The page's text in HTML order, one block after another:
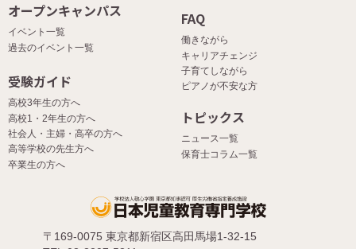
オープンキャンパス
イベント一覧
過去のイベント一覧
FAQ
働きながら
キャリアチェンジ
子育てしながら
ピアノが不安な方
受験ガイド
高校3年生の方へ
高校1・2年生の方へ
社会人・主婦・高卒の方へ
高等学校の先生方へ
卒業生の方へ
トピックス
ニュース一覧
保育士コラム一覧
〒169-0075 東京都新宿区高田馬場1-32-15